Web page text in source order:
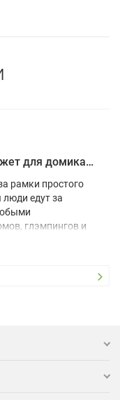
Почему проектор – лучший гаджет для домика в глэмпинге
рамки простого
едут за
глэмпингов и
и
в соцсетях,